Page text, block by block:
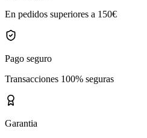
En pedidos superiores a 150€
Pago seguro
Transacciones 100% seguras
Garantia